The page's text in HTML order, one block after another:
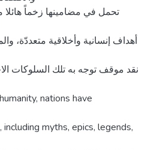
تحمل في مضامينھا زخماً ھائلا
أھداف إنسانية وأخلاقية متعددّة،
نقد موقف توجه به تلك السلوكات
nations have
myths, epics, legends,